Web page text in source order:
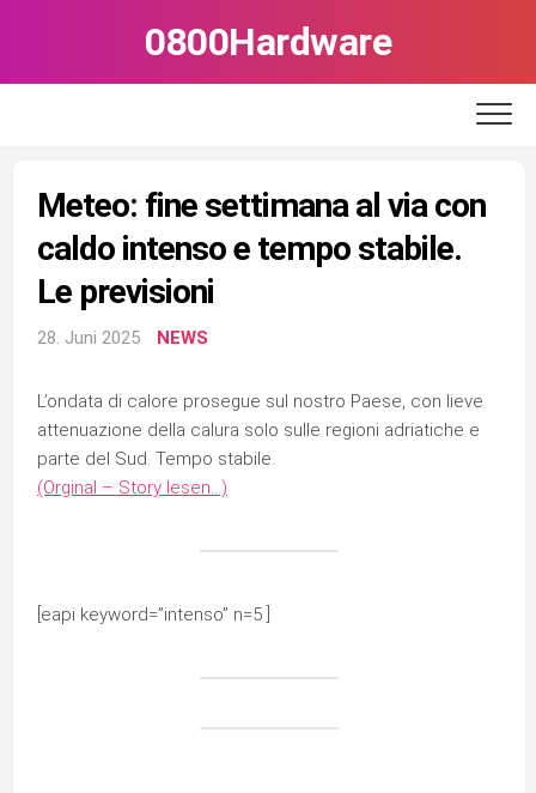
0800Hardware
Meteo: fine settimana al via con
caldo intenso e tempo stabile.
Le previsioni
28. Juni 2025 NEWS
L’ondata di calore prosegue sul nostro Paese, con lieve
attenuazione della calura solo sulle regioni adriatiche e
parte del Sud. Tempo stabile.
(Orginal – Story lesen…)
[eapi keyword=”intenso” n=5 ]